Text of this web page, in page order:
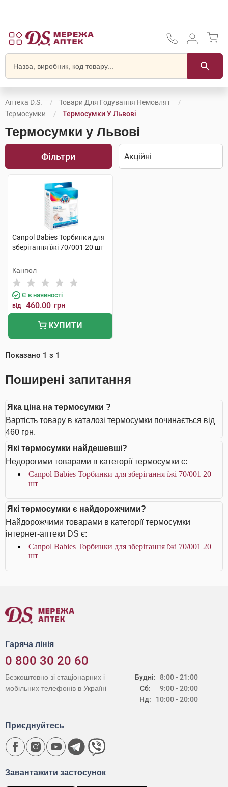
Аптека D.S.
Товари Для Годування Немовлят
Термосумки
Термосумки У Львові
Термосумки у Львові
Фільтри
Canpol Babies Торбинки для
зберігання їжі 70/001 20 шт
Канпол
Є в наявності
від 460.00 грн
КУПИТИ
Показано 1 з 1
Поширені запитання
Яка ціна на термосумки ?
Вартість товару в каталозі термосумки починається від
460 грн.
Які термосумки найдешевші?
Недорогими товарами в категорії термосумки є:
Canpol Babies Торбинки для зберігання їжі 70/001 20
шт
Які термосумки є найдорожчими?
Найдорожчими товарами в категорії термосумки
інтернет-аптеки DS є:
Canpol Babies Торбинки для зберігання їжі 70/001 20
шт
Гаряча лінія
0 800 30 20 60
Будні:
Сб:
Нд:
8:00 - 21:00
9:00 - 20:00
10:00 - 20:00
Безкоштовно зі стаціонарних і
мобільних телефонів в Україні
Завантажити застосунок
Приєднуйтесь